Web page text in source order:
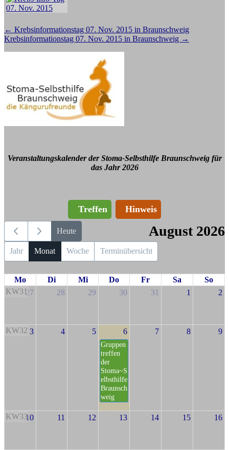
Beitragsnavigation
← Krebsinformationstag 07. Nov. 2015 in Braunschweig
Krebsinformationstag 07. Nov. 2015 in Braunschweig →
Veranstaltungskalender der Stoma-Selbsthilfe Braunschweig für
das Jahr 2026
Treffen Hinweis
Heute August 2026
Jahr Monat Woche Terminübersicht
Mo Di Mi Do Fr Sa
So
KW3127 28 29 30 31 1 2
KW32 3 4 5 6
Gruppen
treffen
der
Stoma~S
elbsthilfe
Braunsch
weig
7 8 9
KW3310 11 12 13 14 15 16